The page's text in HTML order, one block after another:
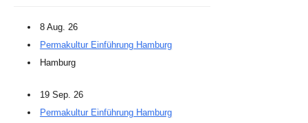
8 Aug. 26
Permakultur Einführung Hamburg
Hamburg
19 Sep. 26
Permakultur Einführung Hamburg